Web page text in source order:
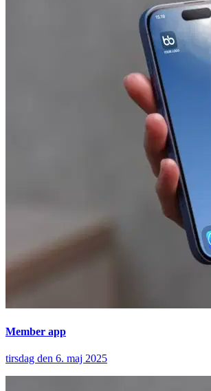
Member app
tirsdag den 6. maj 2025